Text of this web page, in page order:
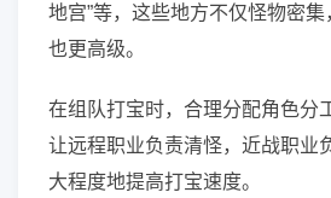
地宫”等，这些地方不仅怪物密
也更高级。
在组队打宝时，合理分配角色分
让远程职业负责清怪，近战职业
大程度地提高打宝速度。